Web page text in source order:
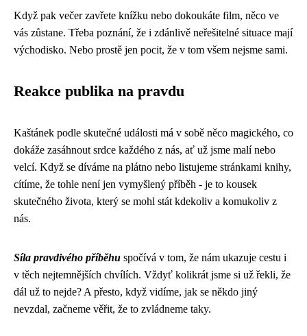
Když pak večer zavřete knížku nebo dokoukáte film, něco ve
vás zůstane. Třeba poznání, že i zdánlivě neřešitelné situace mají
východisko. Nebo prostě jen pocit, že v tom všem nejsme sami.
Reakce publika na pravdu
Kaštánek podle skutečné události má v sobě něco magického, co
dokáže zasáhnout srdce každého z nás, ať už jsme malí nebo
velcí. Když se díváme na plátno nebo listujeme stránkami knihy,
cítíme, že tohle není jen vymyšlený příběh - je to kousek
skutečného života, který se mohl stát kdekoliv a komukoliv z
nás.
Síla pravdivého příběhu spočívá v tom, že nám ukazuje cestu i
v těch nejtemnějších chvílích. Vždyť kolikrát jsme si už řekli, že
dál už to nejde? A přesto, když vidíme, jak se někdo jiný
nevzdal, začneme věřit, že to zvládneme taky.